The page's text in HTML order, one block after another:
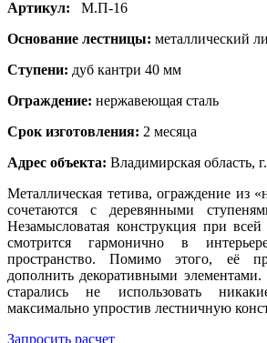
Артикул: М.П-16
Основание лестницы: металлический
Ступени: дуб кантри 40 мм
Ограждение: нержавеющая сталь
Срок изготовления: 2 месяца
Адрес объекта: Владимирская область,
Металлическая тетива, ограждение из
сочетаются с деревянными
Незамысловатая конструкция при
смотрится гармонично в
пространство. Помимо этого, её
дополнить декоративными
старались не использовать
максимально упростив лестничную
Запросить расчет